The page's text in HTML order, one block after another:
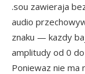
.sou zawieraja
audio
znaku — kazdy
amplitudy od 0
Poniewaz nie ma